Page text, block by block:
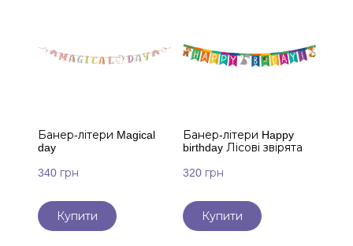
Банер-літери Magical
day
340 грн
Купити
Банер-літери Happy
birthday Лісові звірята
320 грн
Купити